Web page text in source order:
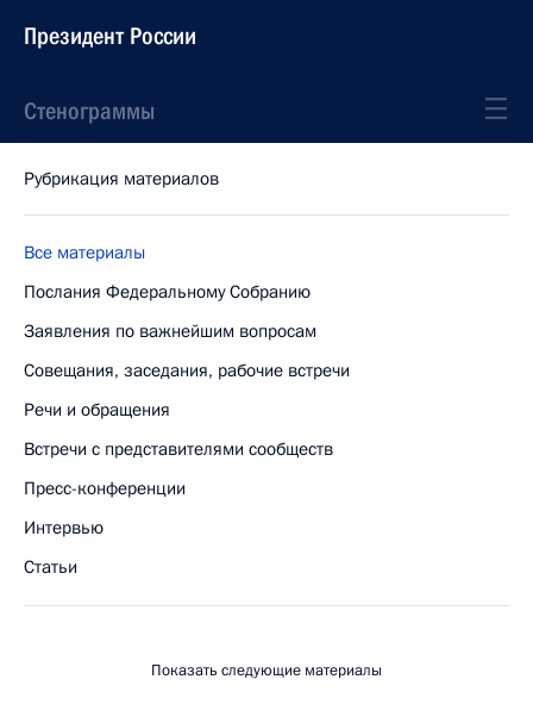
Президент России
Стенограммы
Рубрикация материалов
Все материалы
Послания Федеральному Собранию
Заявления по важнейшим вопросам
Совещания, заседания, рабочие встречи
Речи и обращения
Встречи с представителями сообществ
Пресс-конференции
Интервью
Статьи
Показать следующие материалы